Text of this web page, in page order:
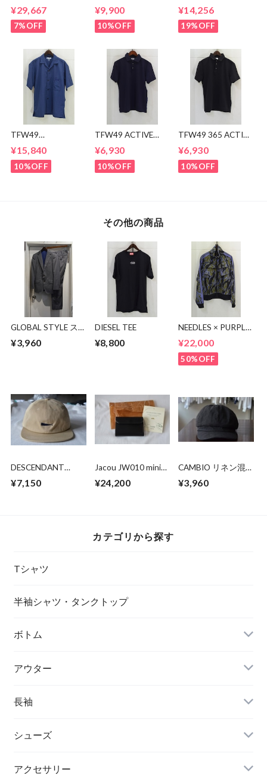
JEANS
¥29,667
7%OFF
MOSH
MISFITS"EUREKA"
TEE
¥9,900
10%OFF
¥14,256
19%OFF
TFW49
OPEN COLLAR
SHIRTS
¥15,840
10%OFF
TFW49 ACTIVE
¥6,930
10%OFF
TFW49 365 ACTIVE
¥6,930
10%OFF
その他の商品
GLOBAL STYLE ス
¥3,960
DIESEL TEE
¥8,800
NEEDLES × PURPLE
Track Jacket -BDU
¥22,000
50%OFF
DESCENDANT
¥7,150
Jacou JW010 mini
¥24,200
CAMBIO リネン混
¥3,960
カテゴリから探す
Tシャツ
半袖シャツ・タンクトップ
ボトム
アウター
長袖
シューズ
アクセサリー